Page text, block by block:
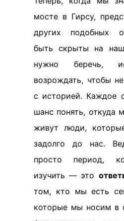
мосте в Гирсу,
других подобных
быть скрыты на
нужно беречь,
возрождать, чтобы
с историей. Каждое
шанс понять, откуда
живут люди,
задолго до нас.
просто период,
изучить — это
том, кто мы есть
которые мы носим в